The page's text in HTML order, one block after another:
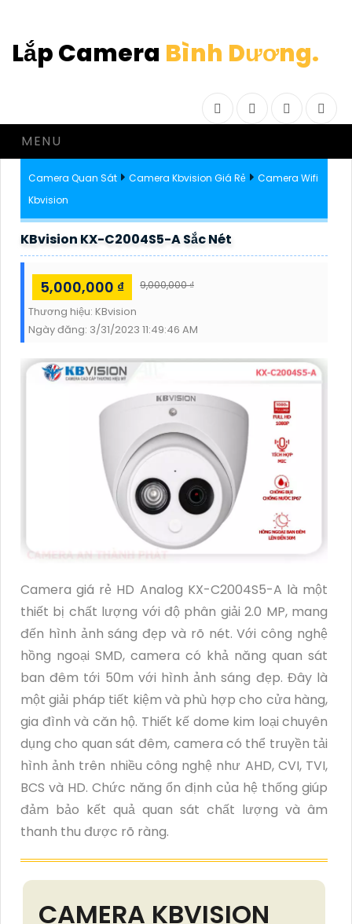
Lắp Camera Bình Dương.
FacebookTwitter Instagram
MENU
Camera Quan Sát Camera Kbvision Giá Rẻ
Camera Wifi
Kbvision
KBvision KX-C2004S5-A Sắc Nét
5,000,000 ₫ 9,000,000 ₫
Thương hiệu: KBvision
Ngày đăng: 3/31/2023 11:49:46 AM
Camera giá rẻ HD Analog KX-C2004S5-A là một
thiết bị chất lượng với độ phân giải 2.0 MP, mang
đến hình ảnh sáng đẹp và rõ nét. Với công nghệ
hồng ngoại SMD, camera có khả năng quan sát
ban đêm tới 50m với hình ảnh sáng đẹp. Đây là
một giải pháp tiết kiệm và phù hợp cho cửa hàng,
gia đình và căn hộ. Thiết kế dome kim loại chuyên
dụng cho quan sát đêm, camera có thể truyền tải
hình ảnh trên nhiều công nghệ như AHD, CVI, TVI,
BCS và HD. Chức năng ổn định của hệ thống giúp
đảm bảo kết quả quan sát chất lượng và âm
thanh thu được rõ ràng.
CAMERA KBVISION